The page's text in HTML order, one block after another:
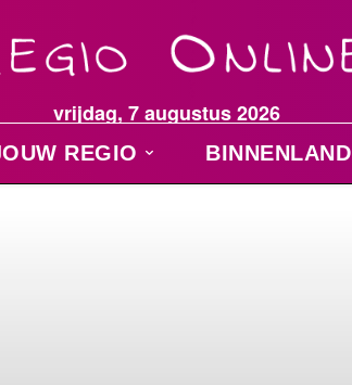
vrijdag, 7 augustus 2026
REGIO BINNENLAND